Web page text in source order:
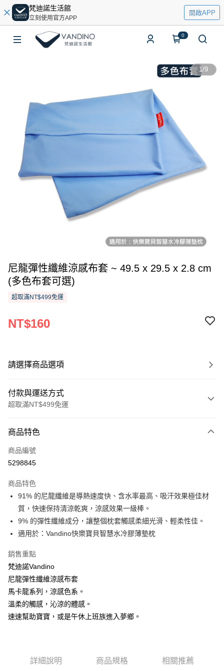
梵迪諾生活館
立刻使用官方APP
開啟APP
0
1/9
尼龍彈性纖維涼感布套 ~ 49.5 x 29.5 x 2.8 cm
(多色布套可選)
超取滿NT$499免運
NT$160
請選擇商品選項
付款與運送方式
超取滿NT$499免運
信用卡一次付款
信用卡分期付款
合作金庫商業銀行
華南商業銀行
彰化商業銀行
上海商業儲蓄銀行
台北富邦商業銀行
國泰世華商業銀行
兆豐國際商業銀行
臺灣中小企業銀行
台中商業銀行
聯邦商業銀行
元大商業銀行
台新國際商業銀行
台灣樂天信用卡公司
6 期 0 利率 每期
華南商業銀行
彰化商業銀行
上海商業儲蓄銀行
台北富邦商業銀行
國泰世華商業銀行
兆豐國際商業銀行
匯豐（台灣）商業銀行
聯邦商業銀行
元大商業銀行
玉山商業銀行
台灣樂天信用卡公司
超商取貨付款
LINE Pay
街口支付
悠遊付
全盈+PAY
【關於「AFTEE先享後付」】
ATM付款
商品特色
商品編號
5298845
商品特色
91% 的尼龍纖維是導熱速度快、含水率最高、吸汗效果極佳材
質，快速保持清涼乾爽，涼感效果一級棒。
9% 的彈性纖維成分，讓整個枕套觸感柔細光滑、輕柔性佳。
適用於：Vandino快樂寶貝智慧水冷膠薄墊枕
銷售重點
梵迪諾Vandino
尼龍彈性纖維涼感布套
馬卡龍系列，涼感色系。
溫柔的觸感，沁涼的體感。
速速幫助寶寶，或是午休上班族進入夢鄉。
詳細說明 商品規格 相關推薦